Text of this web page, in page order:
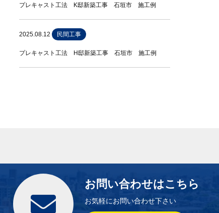
プレキャスト工法 K邸新築工事 石垣市 施工例
2025.08.12 民間工事
プレキャスト工法 H邸新築工事 石垣市 施工例
お問い合わせはこちら
お気軽にお問い合わせ下さい